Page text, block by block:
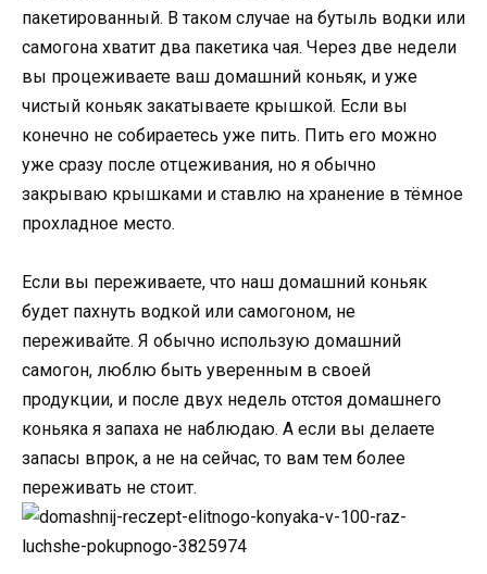
пакетированный. В таком случае на бутыль водки или
самогона хватит два пакетика чая. Через две недели
вы процеживаете ваш домашний коньяк, и уже
чистый коньяк закатываете крышкой. Если вы
конечно не собираетесь уже пить. Пить его можно
уже сразу после отцеживания, но я обычно
закрываю крышками и ставлю на хранение в тёмное
прохладное место.
Если вы переживаете, что наш домашний коньяк
будет пахнуть водкой или самогоном, не
переживайте. Я обычно использую домашний
самогон, люблю быть уверенным в своей
продукции, и после двух недель отстоя домашнего
коньяка я запаха не наблюдаю. А если вы делаете
запасы впрок, а не на сейчас, то вам тем более
переживать не стоит.